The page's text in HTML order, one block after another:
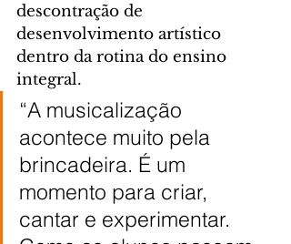
descontração de
desenvolvimento artístico
dentro da rotina do ensino
integral.
“A musicalização
acontece muito pela
brincadeira. É um
momento para criar,
cantar e experimentar.